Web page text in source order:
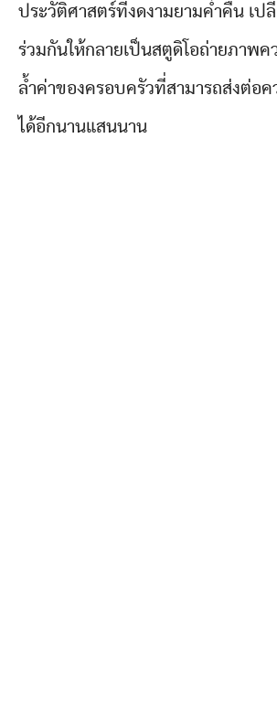
ประวัติศาสตร์ที่งดงามยามค่ำคืน เป
ร่วมกันให้กลายเป็นสตูดิโอถ่ายภาพค
ล้ำค่าของครอบครัวที่สามารถส่งต่อ
ได้อีกนานแสนนาน